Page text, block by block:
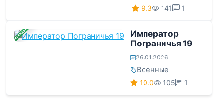
9.3 141 1
ЗАВЕРШЕНА
Император
Пограничья 19
26.01.2026
Военные
10.0 105 1